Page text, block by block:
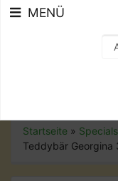
MENÜ
Startseite » Specials
Teddybär Georgina